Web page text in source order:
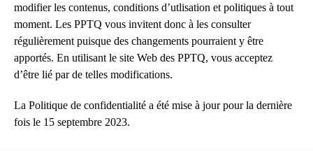
modifier les contenus, conditions d’utlisation et politiques à tout
moment. Les PPTQ vous invitent donc à les consulter
régulièrement puisque des changements pourraient y être
apportés. En utilisant le site Web des PPTQ, vous acceptez
d’être lié par de telles modifications.
La Politique de confidentialité a été mise à jour pour la dernière
fois le 15 septembre 2023.